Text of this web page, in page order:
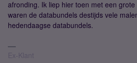
afronding. Ik liep hier toen met een
waren de databundels destijds vele
hedendaagse databundels.
Ex-Klant